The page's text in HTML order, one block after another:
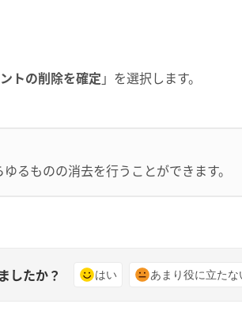
トの削除を確定 」を選択します。
るものの消去を行うことができます。
したか？ はい あまり役に立たな